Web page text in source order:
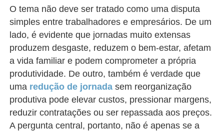
O tema não deve ser tratado como uma disputa
simples entre trabalhadores e empresários. De um
lado, é evidente que jornadas muito extensas
produzem desgaste, reduzem o bem-estar, afetam
a vida familiar e podem comprometer a própria
produtividade. De outro, também é verdade que
uma redução de jornadasem reorganização
produtiva pode elevar custos, pressionar margens,
reduzir contratações ou ser repassada aos preços.
A pergunta central, portanto, não é apenas se a